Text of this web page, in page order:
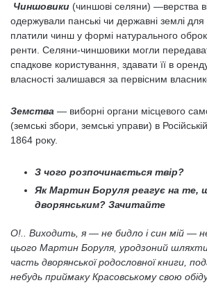
Чиншовики (чиншові селяни) —верства
одержували панські чи державні землі для
платили чинш у формі натурального
ренти. Селяни-чиншовики могли
спадкове користування, здавати її в
власності залишався за первісним
Земства — виборні органи місцевого
(земські збори, земські управи) в
1864 року.
З чого розпочинається твір?
Як Мартин Боруля реагує на те,
дворянським? Зачитайте
О!.. Виходить, я — не бидло і син мій —
цього Мартин Боруля, уродзоний
часть дворянської родословної книги,
небудь приймаку Красовському свою